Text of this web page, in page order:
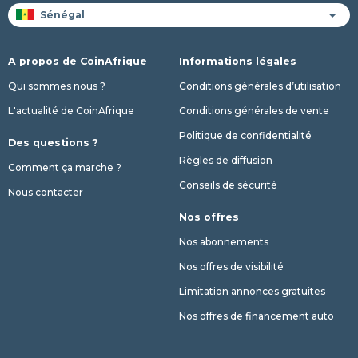
A propos de CoinAfrique
Qui sommes nous ?
L'actualité de CoinAfrique
Des questions ?
Comment ça marche ?
Nous contacter
Informations légales
Conditions générales d’utilisation
Conditions générales de vente
Politique de confidentialité
Règles de diffusion
Conseils de sécurité
Nos offres
Nos abonnements
Nos offres de visibilité
Limitation annonces gratuites
Nos offres de financement auto